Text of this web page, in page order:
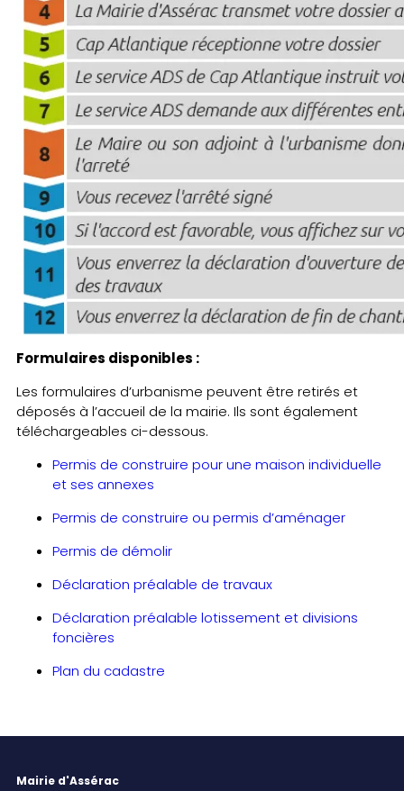
Formulaires disponibles :
Les formulaires d’urbanisme peuvent être retirés et
déposés à l’accueil de la mairie. Ils sont également
téléchargeables ci-dessous.
Permis de construire pour une maison individuelle
et ses annexes
Permis de construire ou permis d’aménager
Permis de démolir
Déclaration préalable de travaux
Déclaration préalable lotissement et divisions
foncières
Plan du cadastre
Mairie d'Assérac